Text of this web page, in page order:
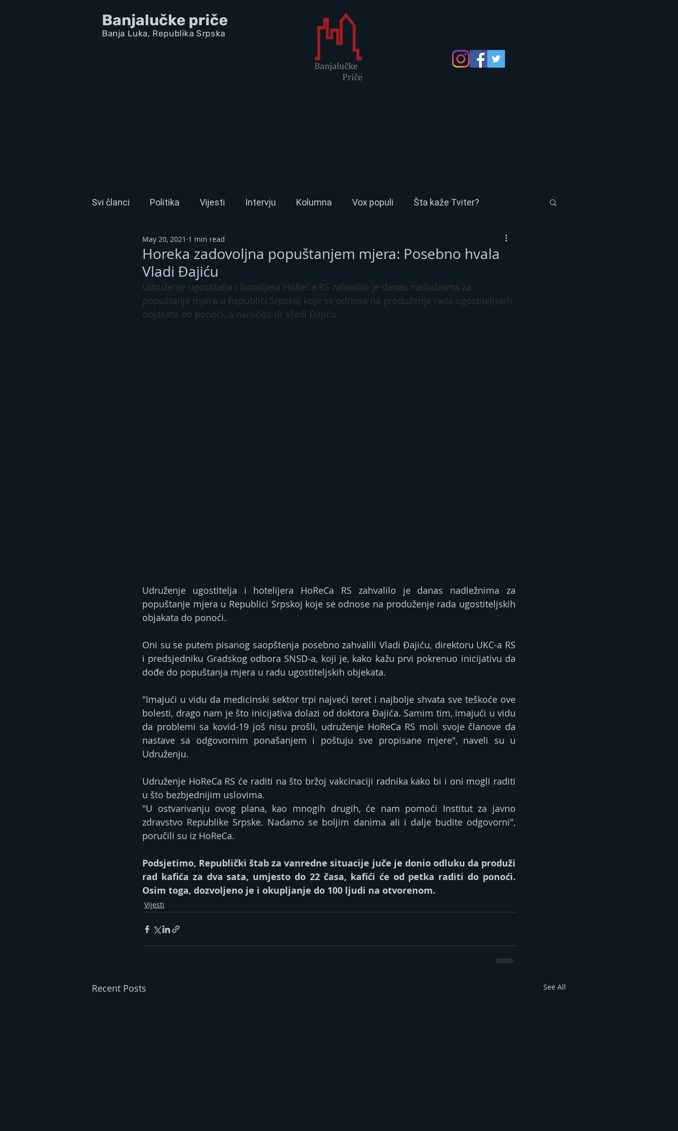
Banjalučke priče
Banja Luka, Republika Srpska
Svi članci Politika Vijesti Intervju Kolumna Vox populi Šta kaže Tviter?
Horeka zadovoljna popuštanjem mjera: Posebno hvala
Vladi Đajiću
May 20, 2021 1 min read
Udruženje ugostitelja i hotelijera HoReCa RS zahvalilo je danas nadležnima za
popuštanje mjera u Republici Srpskoj koje se odnose na produženje rada ugostiteljskih
objakata do ponoći, a naročito dr Vladi Đajiću
Udruženje ugostitelja i hotelijera HoReCa RS zahvalilo je danas nadležnima za
popuštanje mjera u Republici Srpskoj koje se odnose na produženje rada ugostiteljskih
objakata do ponoći.
Oni su se putem pisanog saopštenja posebno zahvalili Vladi Đajiću, direktoru UKC-a RS
i predsjedniku Gradskog odbora SNSD-a, koji je, kako kažu prvi pokrenuo inicijativu da
dođe do popuštanja mjera u radu ugostiteljskih objekata.
"Imajući u vidu da medicinski sektor trpi najveći teret i najbolje shvata sve teškoće ove
bolesti, drago nam je što inicijativa dolazi od doktora Đajića. Samim tim, imajući u vidu
da problemi sa kovid-19 još nisu prošli, udruženje HoReCa RS moli svoje članove da
nastave sa odgovornim ponašanjem i poštuju sve propisane mjere", naveli su u
Udruženju.
Udruženje HoReCa RS će raditi na što bržoj vakcinaciji radnika kako bi i oni mogli raditi
u što bezbjednijim uslovima.
"U ostvarivanju ovog plana, kao mnogih drugih, će nam pomoći Institut za javno
zdravstvo Republike Srpske. Nadamo se boljim danima ali i dalje budite odgovorni",
poručili su iz HoReCa.
Podsjetimo, Republički štab za vanredne situacije juče je donio odluku da produži
rad kafića za dva sata, umjesto do 22 časa, kafići će od petka raditi do ponoći.
Osim toga, dozvoljeno je i okupljanje do 100 ljudi na otvorenom.
Vijesti
Recent Posts See All